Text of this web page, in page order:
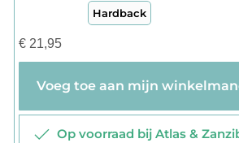
Hardback
€21,95
Op voorraad bij Atlas &